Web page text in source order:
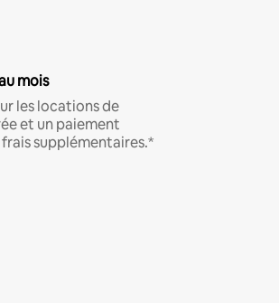
mois
les locations de
et un paiement
supplémentaires.*